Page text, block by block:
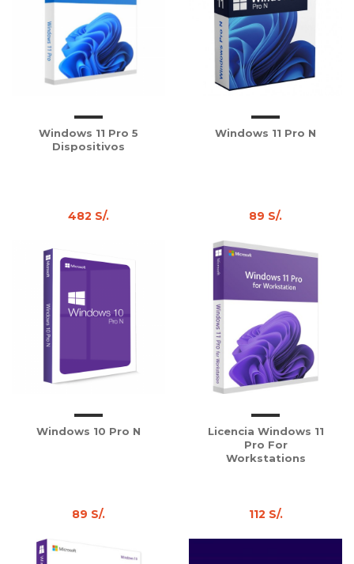
Windows 11 Pro 5
Dispositivos
482 S/.
Windows 11 Pro N
89 S/.
Windows 10 Pro N
89 S/.
Licencia Windows 11
Pro For
Workstations
112 S/.